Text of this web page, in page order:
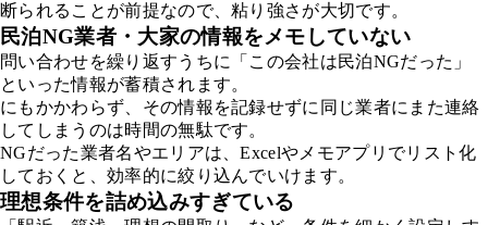
断られることが前提なので、粘り強さが大切です。
民泊NG業者・大家の情報をメモしていない
問い合わせを繰り返すうちに「この会社は民泊NGだった」
といった情報が蓄積されます。
にもかかわらず、その情報を記録せずに同じ業者にまた連絡
してしまうのは時間の無駄です。
NGだった業者名やエリアは、Excelやメモアプリでリスト化
しておくと、効率的に絞り込んでいけます。
理想条件を詰め込みすぎている